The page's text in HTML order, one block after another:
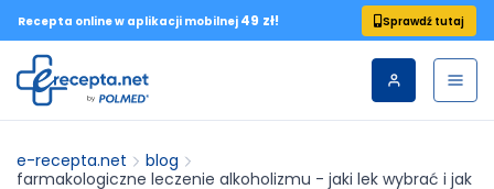
Recepta online w aplikacji mobilnej 49 zł! Sprawdź tutaj
e-recepta.net
blog
farmakologiczne leczenie alkoholizmu - jaki lek wybrać i jak